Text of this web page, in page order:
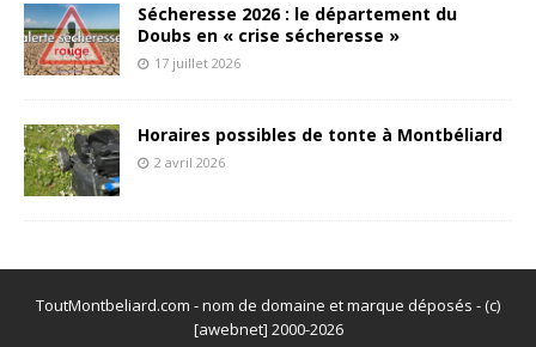
Sécheresse 2026 : le département du
Doubs en « crise sécheresse »
17 juillet 2026
Horaires possibles de tonte à Montbéliard
2 avril 2026
ToutMontbeliard.com - nom de domaine et marque déposés - (c)
[awebnet] 2000-2026